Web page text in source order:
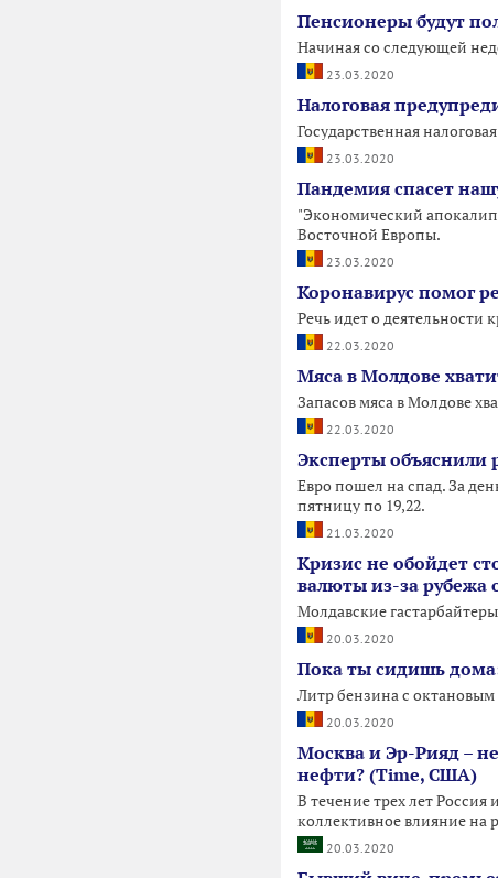
Пенсионеры будут
Начиная со следующей
23.03.2020
Налоговая
Государственная
23.03.2020
Пандемия спасет
"Экономический
Восточной Европы.
23.03.2020
Коронавирус помог
Речь идет о деятельности
22.03.2020
Мяса в Молдове
Запасов мяса в Молдове
22.03.2020
Эксперты объяснили
Евро пошел на спад. За
пятницу по 19,22.
21.03.2020
Кризис не обойдет
валюты из-за рубежа
Молдавские
20.03.2020
Пока ты сидишь
Литр бензина с октановым
20.03.2020
Москва и Эр-Рияд –
нефти? (Time, США)
В течение трех лет
коллективное влияние на
20.03.2020